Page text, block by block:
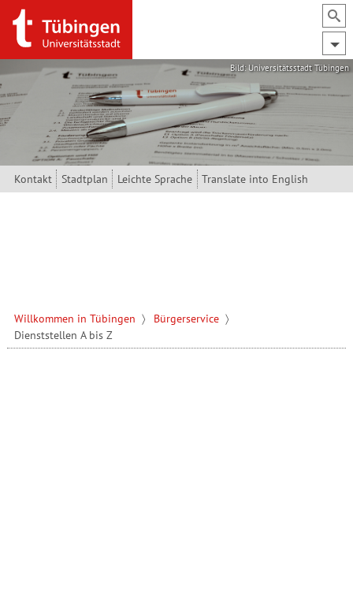
Direkt zum Inhalt
Bild: Universitätsstadt Tübingen
Kontakt Stadtplan Leichte Sprache Translate into English
Willkommen in Tübingen
Bürgerservice
Dienststellen A bis Z